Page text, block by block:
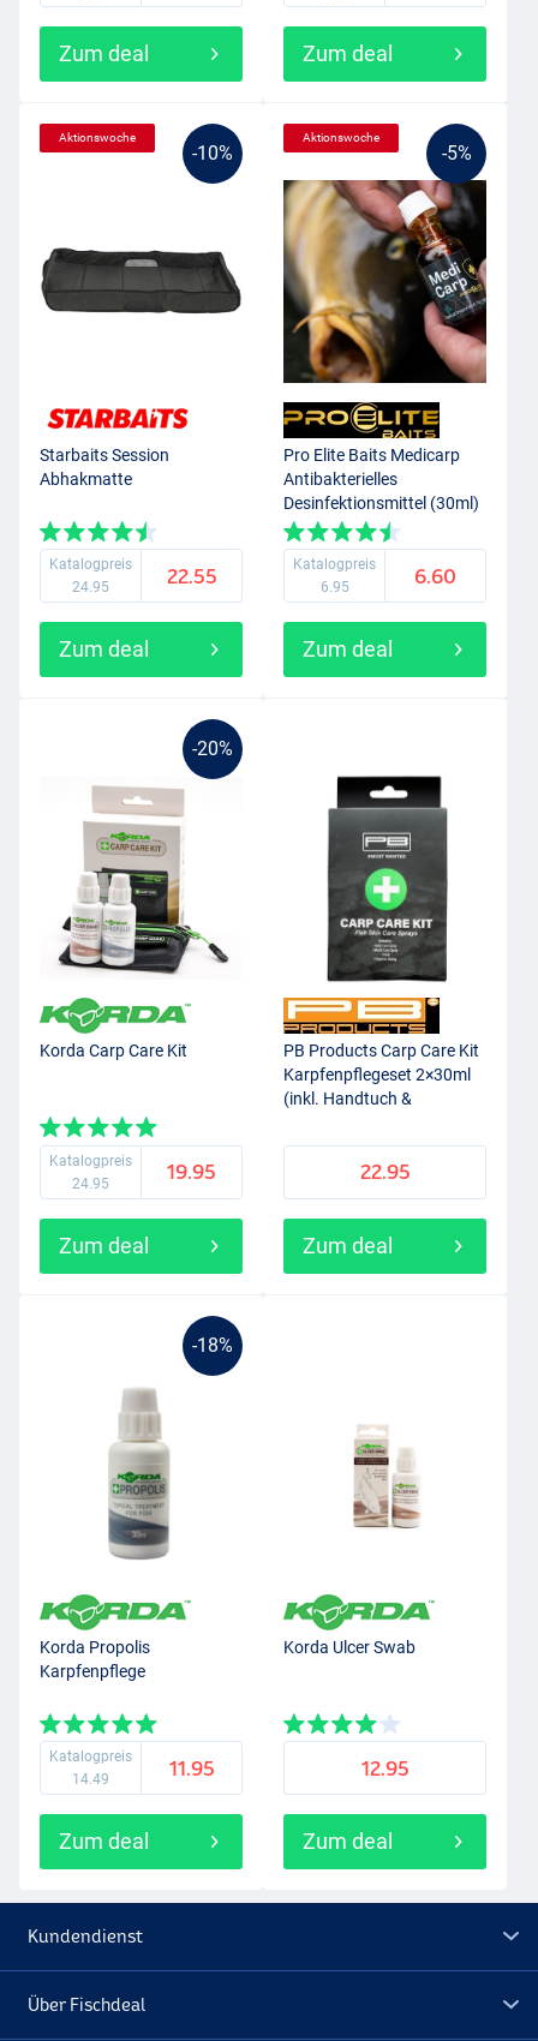
Zum deal Zum deal
-10%
Aktionswoche
Starbaits Session
Abhakmatte
Katalogpreis
24.95
22.55
Zum deal
-5%
Aktionswoche
Pro Elite Baits Medicarp
Antibakterielles
Desinfektionsmittel (30ml)
Katalogpreis
6.95
6.60
Zum deal
-20%
Korda Carp Care Kit
Katalogpreis
24.95
19.95
Zum deal
PB Products Carp Care Kit
Karpfenpflegeset 2×30ml
(inkl. Handtuch &
22.95
Zum deal
-18%
Korda Propolis
Karpfenpflege
Katalogpreis
14.49
11.95
Zum deal
Korda Ulcer Swab
12.95
Zum deal
Kundendienst
Über Fischdeal